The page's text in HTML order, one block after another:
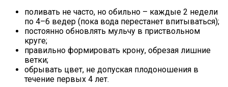
поливать не часто, но обильно – каждые 2 недели
по 4–6 ведер (пока вода перестанет впитываться);
постоянно обновлять мульчу в приствольном
круге;
правильно формировать крону, обрезая лишние
ветки;
обрывать цвет, не допуская плодоношения в
течение первых 4 лет.